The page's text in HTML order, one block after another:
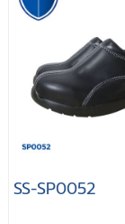
SS-SP0052